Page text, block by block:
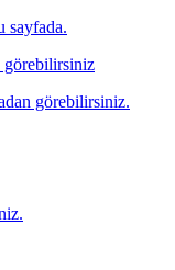
sayfada.
görebilirsiniz
görebilirsiniz.